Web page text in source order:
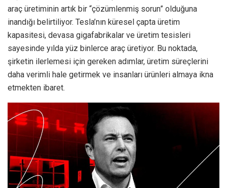
araç üretiminin artık bir “çözümlenmiş sorun” olduğuna
inandığı belirtiliyor. Tesla’nın küresel çapta üretim
kapasitesi, devasa gigafabrikalar ve üretim tesisleri
sayesinde yılda yüz binlerce araç üretiyor. Bu noktada,
şirketin ilerlemesi için gereken adımlar, üretim süreçlerini
daha verimli hale getirmek ve insanları ürünleri almaya ikna
etmekten ibaret.